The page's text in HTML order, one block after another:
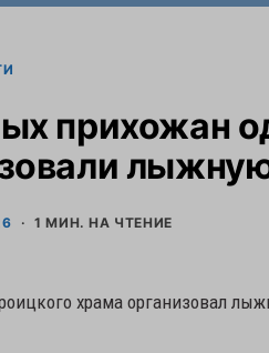
прихожан
1 МИН. НА ЧТЕНИЕ
храма организовал